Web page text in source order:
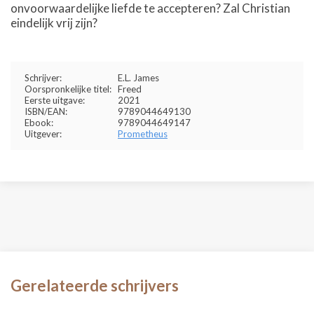
onvoorwaardelijke liefde te accepteren? Zal Christian
eindelijk vrij zijn?
Schrijver:
E.L. James
Oorspronkelijke titel: Freed
Eerste uitgave:
2021
ISBN/EAN:
9789044649130
Ebook:
9789044649147
Uitgever:
Prometheus
Gerelateerde schrijvers